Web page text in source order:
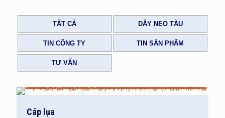
TẤT CẢ DÂY NEO TÀU
TIN CÔNG TY TIN SẢN PHẨM
TƯ VẤN
Cáp lụa